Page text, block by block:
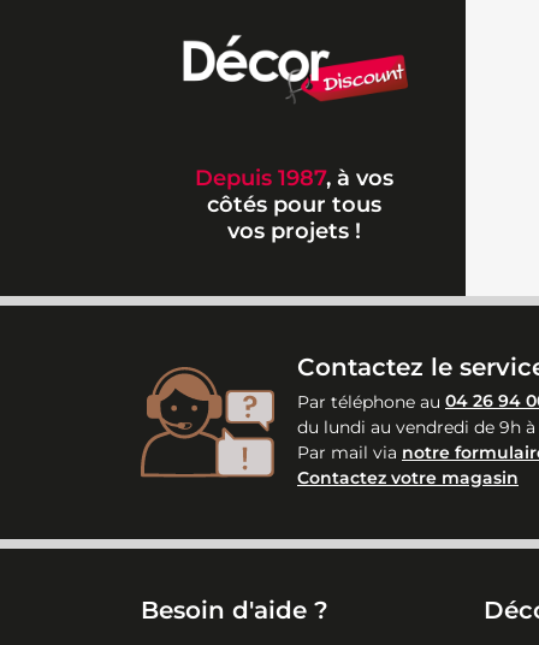
Depuis 1987, à vos
côtés pour tous
vos projets !
Contactez le
Par téléphone au 04 26 94
du lundi au vendredi de 9h à
Par mail via notre
Contactez votre magasin
Besoin d'aide ?